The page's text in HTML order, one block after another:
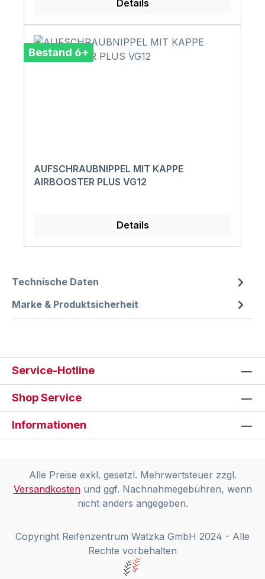
Details
Bestand 6+
AUFSCHRAUBNIPPEL MIT KAPPE
AIRBOOSTER PLUS VG12
Details
Technische Daten
Marke & Produktsicherheit
Service-Hotline
Shop Service
Informationen
Alle Preise exkl. gesetzl. Mehrwertsteuer zzgl.
Versandkostenund ggf. Nachnahmegebühren, wenn
nicht anders angegeben.
Copyright Reifenzentrum Watzka GmbH 2024 - Alle
Rechte vorbehalten